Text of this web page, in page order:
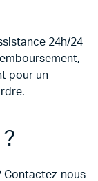
24h/24
pour un
Contactez-nous